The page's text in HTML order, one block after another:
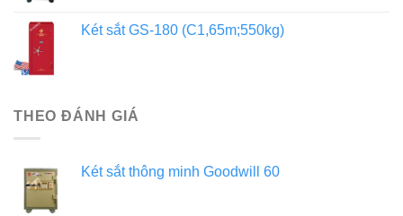
Két sắt GS-180 (C1,65m;550kg)
THEO ĐÁNH GIÁ
Két sắt thông minh Goodwill 60